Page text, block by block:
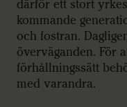
därför ett stort
kommande
och fostran.
överväganden. För
förhållningssätt
med varandra.